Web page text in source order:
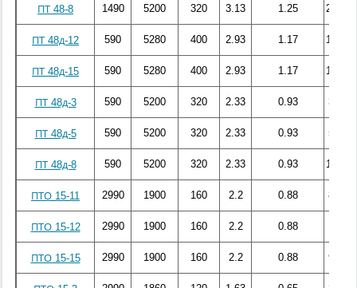
ПТ 48-8 1490 5200 320 3.13 1.25 297.07
ПТ 48д-12 590 5280 400 2.93 1.17 134.58
ПТ 48д-15 590 5280 400 2.93 1.17 186.58
ПТ 48д-3 590 5200 320 2.33 0.93 34.86
ПТ 48д-5 590 5200 320 2.33 0.93 58.62
ПТ 48д-8 590 5200 320 2.33 0.93 120.32
ПТО 15-11 2990 1900 160 2.2 0.88 80.46
ПТО 15-12 2990 1900 160 2.2 0.88
ПТО 15-15 2990 1900 160 2.2 0.88 99.04